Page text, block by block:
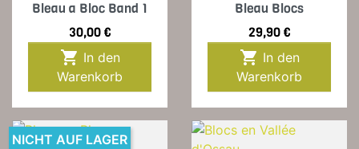
Bleau a Bloc Band 1
Preis
30,00 €

Warenkorb
Bleau Blocs
Preis
29,90 €

Warenkorb
NICHT AUF LAGER